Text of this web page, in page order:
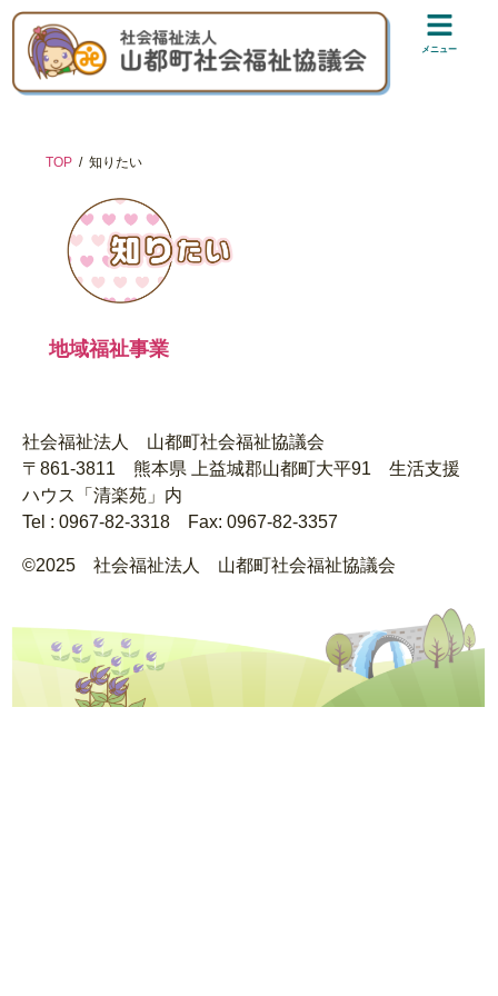
メニュー
TOP 知りたい
地域福祉事業
社会福祉法人 山都町社会福祉協議会
〒861-3811 熊本県 上益城郡山都町大平91 生活支援
ハウス「清楽苑」内
Tel : 0967-82-3318 Fax: 0967-82-3357
©2025 社会福祉法人 山都町社会福祉協議会